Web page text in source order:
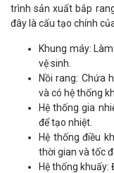
trình sản xuất bắp
đây là cấu tạo chính
Khung máy:
vệ sinh.
Nồi rang: Chứa
và có hệ thống
Hệ thống gia
để tạo nhiệt.
Hệ thống điều
thời gian và tốc
Hệ thống khuấy: